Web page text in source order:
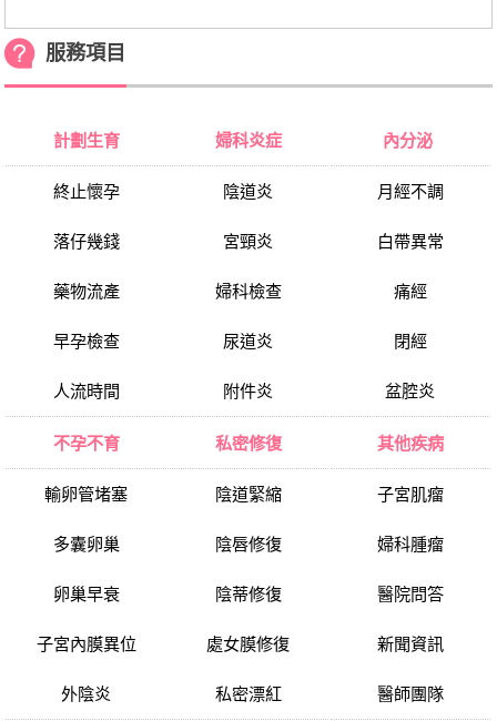
服務項目
計劃生育
終止懷孕
落仔幾錢
藥物流產
早孕檢查
人流時間
婦科炎症
陰道炎
宮頸炎
婦科檢查
尿道炎
附件炎
內分泌
月經不調
白帶異常
痛經
閉經
盆腔炎
不孕不育
輸卵管堵塞
多囊卵巢
卵巢早衰
子宮內膜異位
外陰炎
私密修復
陰道緊縮
陰唇修復
陰蒂修復
處女膜修復
私密漂紅
其他疾病
子宮肌瘤
婦科腫瘤
醫院問答
新聞資訊
醫師團隊